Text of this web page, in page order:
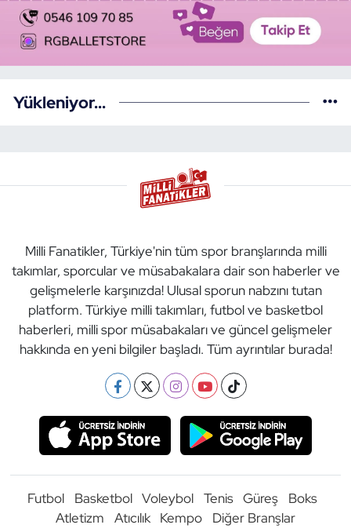
Yükleniyor...
Milli Fanatikler, Türkiye'nin tüm spor branşlarında milli
takımlar, sporcular ve müsabakalara dair son haberler ve
gelişmelerle karşınızda! Ulusal sporun nabzını tutan
platform. Türkiye milli takımları, futbol ve basketbol
haberleri, milli spor müsabakaları ve güncel gelişmeler
hakkında en yeni bilgiler başladı. Tüm ayrıntılar burada!
Futbol Basketbol Voleybol Tenis Güreş
Boks
Atletizm
Atıcılık Kempo Diğer Branşlar